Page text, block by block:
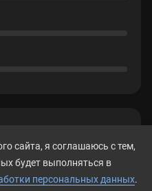
сайта, я соглашаюсь с тем,
будет выполняться в
персональных данных.